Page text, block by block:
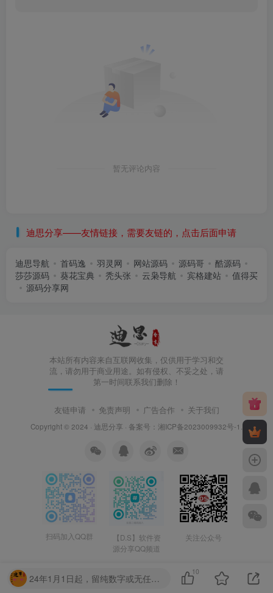
暂无评论内容
迪思分享——友情链接，需要友链的，点击后面申请
迪思导航 首码逸 羽灵网 网站源码 源码哥
酷源码
莎莎源码
葵花宝典 秃头张 云枭导航 宾格建站
值得买
源码分享网
本站所有内容来自互联网收集，仅供用于学习和交
流，请勿用于商业用途。如有侵权、不妥之处，请
第一时间联系我们删除！
友链申请 免责声明 广告合作 关于我们
Copyright © 2024 · 迪思分享 · 备案号： 湘ICP备2023009932号-1
扫码加入QQ群
【D.S】软件资
源分享QQ频道
关注公众号
24年1月1日起，留纯数字或无任何意义的字眼，第一次封禁1天，第二次7天，第三次永久！请勿提交无任何意义的字母串！
10